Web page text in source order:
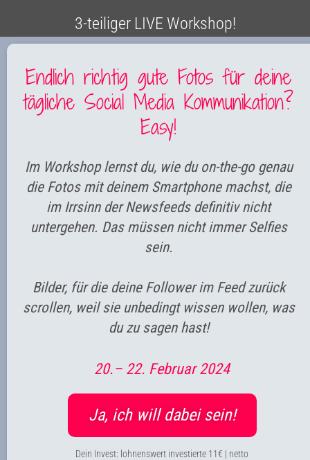
3-teiliger LIVE Workshop!
Endlich richtig gute Fotos für deine
tägliche Social Media Kommunikation?
Easy!
Im Workshop lernst du, wie du on-the-go genau
die Fotos mit deinem Smartphone machst, die
im Irrsinn der Newsfeeds definitiv nicht
untergehen. Das müssen nicht immer Selfies
sein.
Bilder, für die deine Follower im Feed zurück
scrollen, weil sie unbedingt wissen wollen, was
du zu sagen hast!
20.– 22. Februar 2024
Ja, ich will dabei sein!
Dein Invest: lohnenswert investierte 11€ | netto